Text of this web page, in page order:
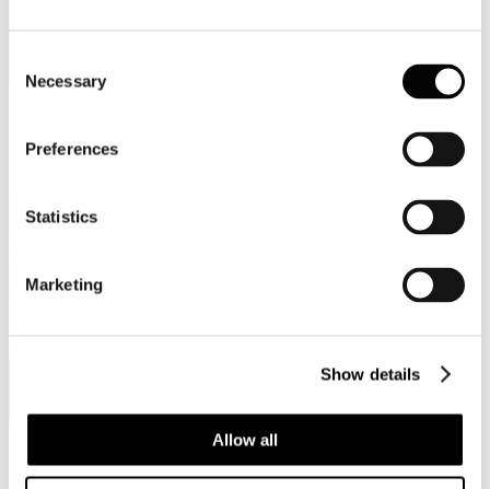
Selection
Necessary
Preferences
Statistics
Marketing
Show details
Allow all
Bastioni di Porta Volta, 7 - 20121 Milano
Roma
Viale Pasteur, 8/10 - 00144 Roma
Home